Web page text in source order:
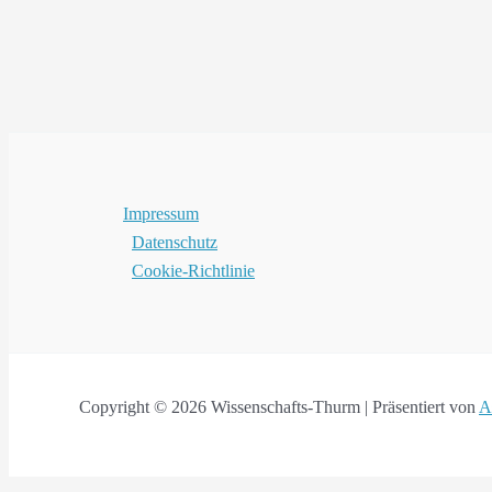
Impressum
Datenschutz
Cookie-Richtlinie
Copyright © 2026 Wissenschafts-Thurm | Präsentiert von